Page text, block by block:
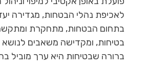
לאכיפת נהלי הבטחות, מגדירה
בתחום הבטחות, מתחקרת
בטיחות, ומקדישה משאבים לנושא
ברורה שבטיחות היא ערך מוביל